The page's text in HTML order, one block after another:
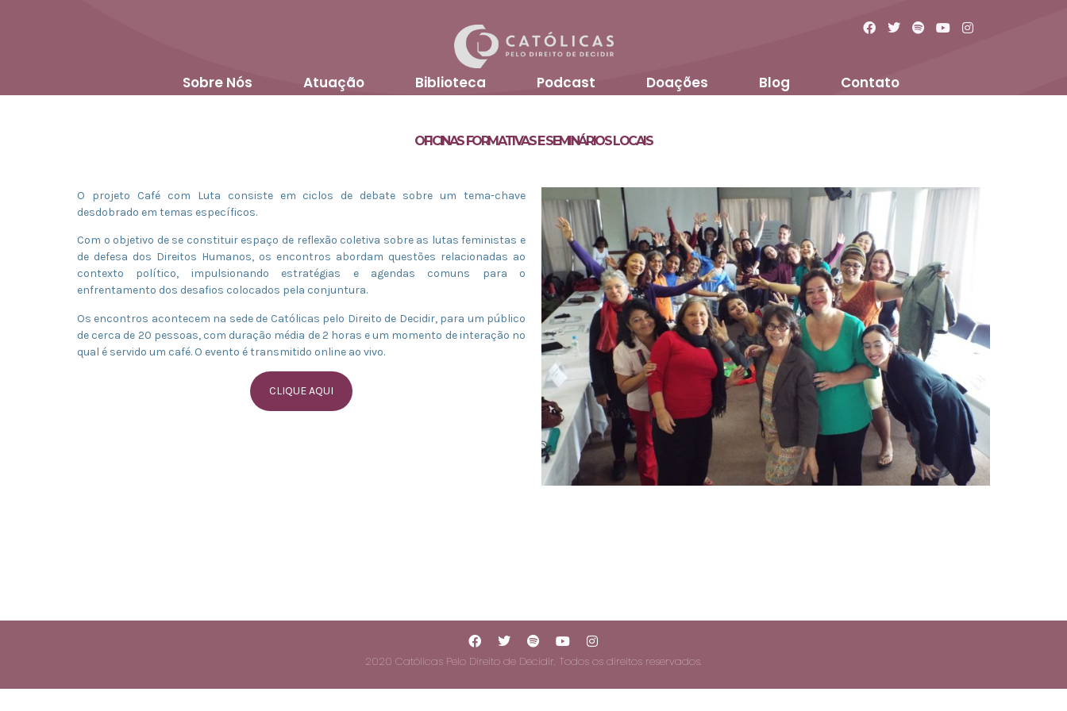
Sobre Nós Atuação Biblioteca Podcast Doações Blog Contato
OFICINAS FORMATIVAS E SEMINÁRIOS LOCAIS
O projeto Café com Luta consiste em ciclos de debate sobre um tema-chave
desdobrado em temas específicos.
Com o objetivo de se constituir espaço de reflexão coletiva sobre as lutas feministas e
de defesa dos Direitos Humanos, os encontros abordam questões relacionadas ao
contexto político, impulsionando estratégias e agendas comuns para o
enfrentamento dos desafios colocados pela conjuntura.
Os encontros acontecem na sede de Católicas pelo Direito de Decidir, para um público
de cerca de 20 pessoas, com duração média de 2 horas e um momento de interação no
qual é servido um café. O evento é transmitido online ao vivo.
CLIQUE AQUI
2020 Católicas Pelo Direito de Decidir. Todos os direitos reservados.